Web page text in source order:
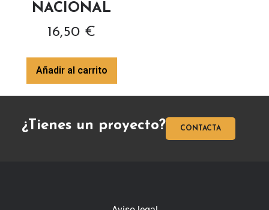
NACIONAL
16,50 €
Añadir al carrito
¿Tienes un proyecto? CONTACTA